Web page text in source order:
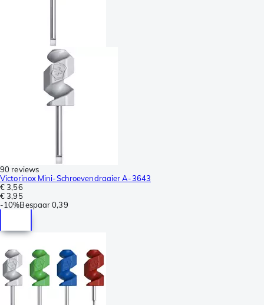
90 reviews
Victorinox Mini-Schroevendraaier A-3643
€ 3,56
€ 3,95
-10%Bespaar 0,39